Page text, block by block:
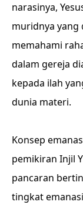
narasinya,
muridnya yang
memahami
dalam gereja
kepada ilah
dunia materi.
Konsep
pemikiran Injil
pancaran
tingkat